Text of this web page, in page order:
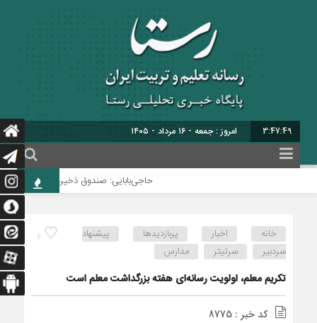
3:47:49 امروز : جمعه - ۱۶ مرداد - ۱۴۰۵
حاجی‌بابایی: صندوق ذخیره فرهنگیان
6 خانه اخبار پربازدیدها
پیشنهاد
سردبیر
سرتیتر مدارس
تکریم معلم، اولویت رسانه‌ای هفته بزرگداشت معلم است
کد خبر : 8775